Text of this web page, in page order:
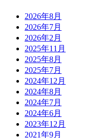
2026年8月
2026年7月
2026年2月
2025年11月
2025年8月
2025年7月
2024年12月
2024年8月
2024年7月
2024年6月
2023年12月
2021年9月